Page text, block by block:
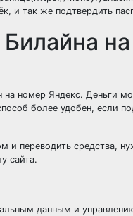
и так же подтвердить
номер Яндекс. Деньги
более удобен, если
переводить средства,
сайта.
данным и